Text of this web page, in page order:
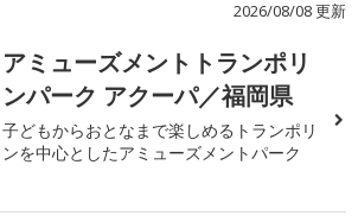
2026/08/08 更新
アミューズメントトランポリ
ンパーク アクーパ／福岡県
子どもからおとなまで楽しめるトランポリ
ンを中心としたアミューズメントパーク